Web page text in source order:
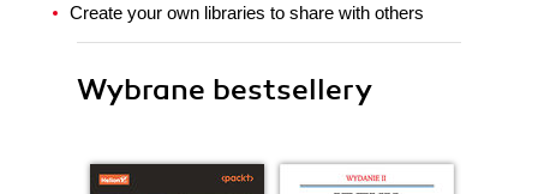
Create your own libraries to share with others
Wybrane bestsellery